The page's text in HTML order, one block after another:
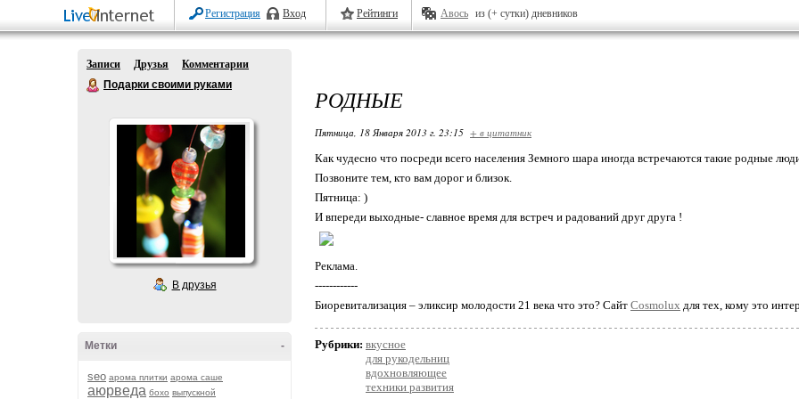
Регистрация Вход Рейтинги Авось из (+ сутки) дневников
Записи Друзья
Комментарии
Подарки своими руками
В друзья
-
Метки
seo арома плитки арома саше
аюрведа бохо выпускной
РОДНЫЕ
Пятница, 18 Января 2013 г. 23:15 + в цитатник
Как чудесно что посреди всего населения Земного шара иногда встречаются такие родные
Позвоните тем, кто вам дорог и близок.
Пятница: )
И впереди выходные- славное время для встреч и радований друг друга !
Реклама.
------------
Биоревитализация – эликсир молодости 21 века что это? Сайт Cosmolux для тех, кому это
Рубрики: вкусное
для рукодельниц
вдохновляющее
техники развития